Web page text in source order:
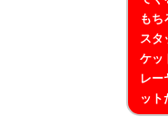
もち
スタ
ケッ
レー
ット